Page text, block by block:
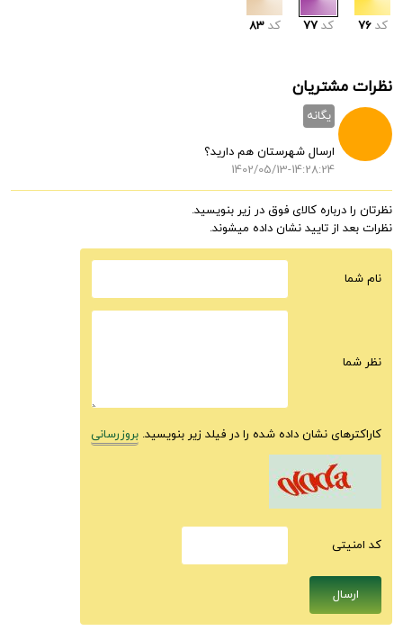
کد 76 کد 77 کد 83
نظرات مشتریان
یگانه
ارسال شهرستان هم دارید؟
1402/05/13-14:28:24
نظرتان را درباره کالای فوق در زیر بنویسید.
نظرات بعد از تایید نشان داده میشوند.
نام شما
نظر شما
کاراکترهای نشان داده شده را در فیلد زیر بنویسید. بروزرسانی
كد امنيتى